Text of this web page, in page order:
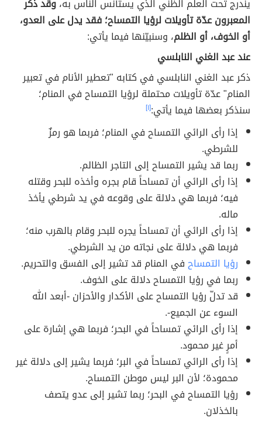
يندرج تحت العلم الظني الذي يستأنس الناس به،وقد ذكر
المعبرون عدّة تأويلات لرؤيا التمساح؛ فقد يدل على العدو،
أو الخوف، أو الظلم، وسنبيّنها فيما يأتي:
عند عبد الغني النابلسي
ذكر عبد الغني النابلسي في كتابه "تعطير الأنام في تعبير
المنام" عدّة تأويلات محتملة لرؤيا التمساح في المنام؛
سنذكر بعضها فيما يأتي:[١]
إذا رأى الرائي التمساح في المنام؛ فربما هو رمزٌ
للشرطي.
ربما قد يشير التمساح إلى التاجر الظالم.
إذا رأى الرائي أن تمساحاً قام بجره وأخذه للبحر وقتله
فيه؛ فربما هي دلالة على وقوعه في يد شرطي يأخذ
ماله.
إذا رأى الرائي أن تمساحاً يجره للبحر وقام بالهرب منه؛
فربما هي دلالة على نجاته من يد الشرطي.
رؤيا التمساحفي المنام قد تشير إلى الفسق والتحريم.
ربما في رؤيا التمساح دلالة على الخوف.
قد تدلّ رؤيا التمساح على الأكدار والأحزان -أبعد الله
السوء عن الجميع-.
إذا رأى الرائي تمساحاً في البحر؛ فربما هي إشارة على
أمرٍ غير محمود.
إذا رأى الرائي تمساحاً في البر؛ فربما يشير إلى دلالة غير
محمودة؛ لأن البر ليس موطن التمساح.
رؤيا التمساح في البحر؛ ربما تشير إلى عدو يتصف
بالخذلان.